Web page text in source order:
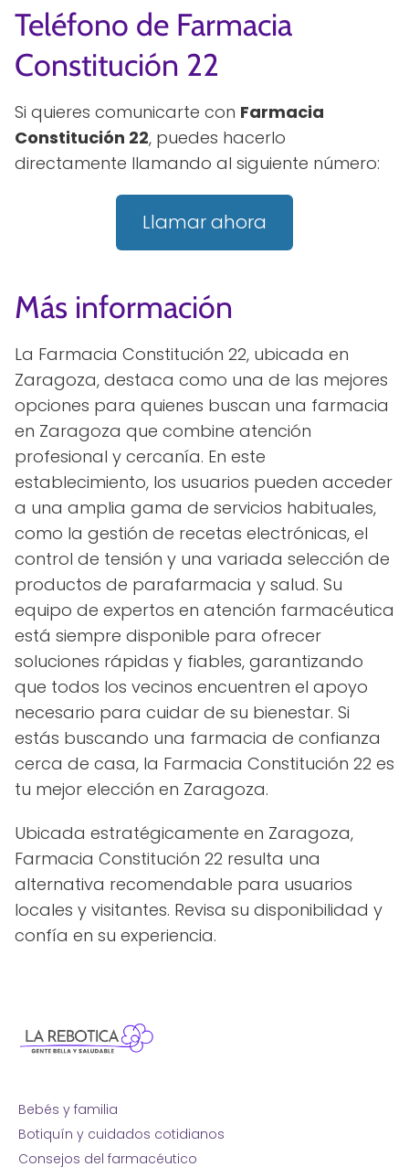
Teléfono de Farmacia
Constitución 22
Si quieres comunicarte con Farmacia
Constitución 22, puedes hacerlo
directamente llamando al siguiente número:
Llamar ahora
Más información
La Farmacia Constitución 22, ubicada en
Zaragoza, destaca como una de las mejores
opciones para quienes buscan una farmacia
en Zaragoza que combine atención
profesional y cercanía. En este
establecimiento, los usuarios pueden acceder
a una amplia gama de servicios habituales,
como la gestión de recetas electrónicas, el
control de tensión y una variada selección de
productos de parafarmacia y salud. Su
equipo de expertos en atención farmacéutica
está siempre disponible para ofrecer
soluciones rápidas y fiables, garantizando
que todos los vecinos encuentren el apoyo
necesario para cuidar de su bienestar. Si
estás buscando una farmacia de confianza
cerca de casa, la Farmacia Constitución 22 es
tu mejor elección en Zaragoza.
Ubicada estratégicamente en Zaragoza,
Farmacia Constitución 22 resulta una
alternativa recomendable para usuarios
locales y visitantes. Revisa su disponibilidad y
confía en su experiencia.
Bebés y familia
Botiquín y cuidados cotidianos
Consejos del farmacéutico